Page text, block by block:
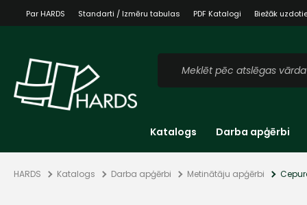
Par HARDS Standarti / Izmēru tabulas PDF Katalogi Biežāk
Katalogs Darba apģērbi
HARDS Katalogs Darba apģērbi Metinātāju apģērbi